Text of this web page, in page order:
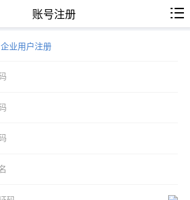
账号注册
企业用户注册